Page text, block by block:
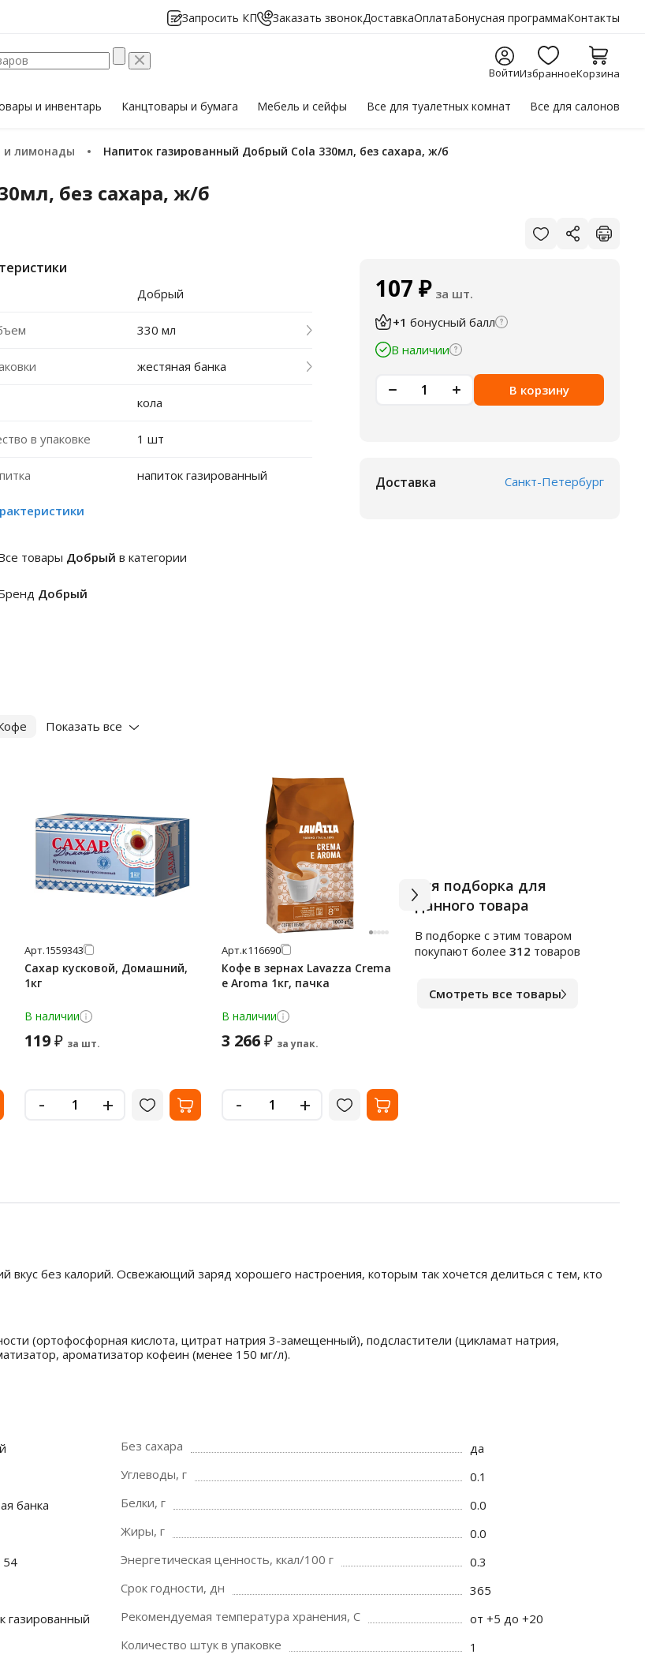
Запросить КП Заказать звонокДоставкаОплатаБонусная программаКонтакты
ВойтиИзбранноеКорзина
и инвентарь Канцтовары и бумага Мебельи сейфы Все для туалетных комнат Все для салонов
и лимонады Напиток газированный Добрый Cola 330мл, без сахара, ж/б
без сахара, ж/б
Добрый
330 мл
жестяная банка
кола
в упаковке 1 шт
напиток газированный
товары Добрый в категории
Добрый
107 ₽ за шт.
+1 бонусный балл
В наличии
В корзину
Доставка Санкт-Петербург
Показать все
Арт.1559343
Сахар кусковой, Домашний,
1кг
В наличии
119₽ за шт.
- +
Арт.к116690
Кофе в зернах Lavazza Crema
е Aroma 1кг, пачка
В наличии
3 266₽ за упак.
- +
Арт.м2088861
Вся подборка для
данного товара
В подборке c этим товаром
покупают более 312 товаров
Смотреть все товары
без калорий. Освежающий заряд хорошего настроения, которым так хочется делиться с тем, кто
(ортофосфорная кислота, цитрат натрия 3-замещенный), подсластители (цикламат натрия,
ароматизатор кофеин (менее 150 мг/л).
банка
газированный
Без сахара
да
Углеводы, г
0.1
Белки, г
0.0
Жиры, г
0.0
Энергетическая ценность, ккал/100 г
0.3
Срок годности, дн
365
Рекомендуемая температура хранения, C
от +5 до +20
Количество штук в упаковке
1